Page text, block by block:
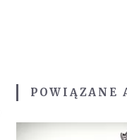
POWIĄZANE